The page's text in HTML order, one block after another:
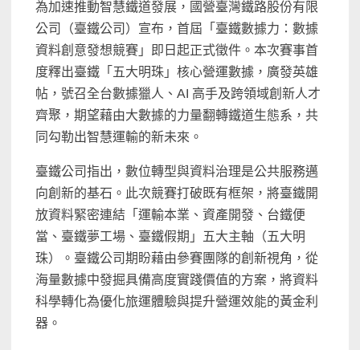
為加速推動智慧鐵道發展，國營臺灣鐵路股份有限
公司（臺鐵公司）宣布，首屆「臺鐵數據力：數據
資料創意發想競賽」即日起正式徵件。本次賽事首
度釋出臺鐵「五大明珠」核心營運數據，廣發英雄
帖，號召全台數據獵人、AI 高手及跨領域創新人才
齊聚，期望藉由大數據的力量翻轉鐵道生態系，共
同勾勒出智慧運輸的新未來。
臺鐵公司指出，數位轉型與資料治理是公共服務邁
向創新的基石。此次競賽打破既有框架，將臺鐵開
放資料緊密連結「運輸本業、資產開發、台鐵便
當、臺鐵夢工場、臺鐵假期」五大主軸（五大明
珠）。臺鐵公司期盼藉由參賽團隊的創新視角，從
海量數據中發掘具備高度實踐價值的方案，將資料
科學轉化為優化旅運體驗與提升營運效能的黃金利
器。